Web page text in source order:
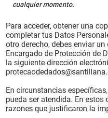
cualquier momento.
Para acceder, obtener una
completar tus Datos
otro derecho, debes enviar
Encargado de Protección de
la siguiente dirección
En circunstancias
pueda ser atendida. En estos
razones que justificaron la